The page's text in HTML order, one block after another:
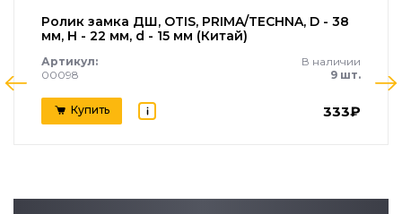
Ролик замка ДШ, OTIS, PRIMA/TECHNA, D - 38
мм, H - 22 мм, d - 15 мм (Китай)
Артикул:
00098
В наличии
9 шт.
Купить 333₽